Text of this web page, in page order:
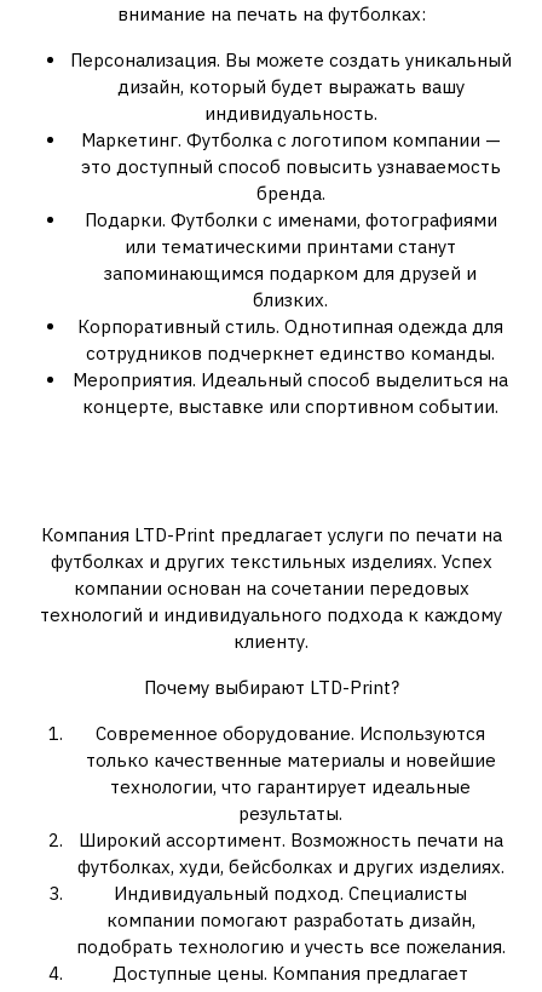
внимание на печать на футболках:
Персонализация. Вы можете создать уникальный
дизайн, который будет выражать вашу
индивидуальность.
Маркетинг. Футболка с логотипом компании —
это доступный способ повысить узнаваемость
бренда.
Подарки. Футболки с именами, фотографиями
или тематическими принтами станут
запоминающимся подарком для друзей и
близких.
Корпоративный стиль. Однотипная одежда для
сотрудников подчеркнет единство команды.
Мероприятия. Идеальный способ выделиться на
концерте, выставке или спортивном событии.
Компания LTD-Print предлагает услуги по печати на
футболках и других текстильных изделиях. Успех
компании основан на сочетании передовых
технологий и индивидуального подхода к каждому
клиенту.
Почему выбирают LTD-Print?
Современное оборудование. Используются
только качественные материалы и новейшие
технологии, что гарантирует идеальные
результаты.
Широкий ассортимент. Возможность печати на
футболках, худи, бейсболках и других изделиях.
Индивидуальный подход. Специалисты
компании помогают разработать дизайн,
подобрать технологию и учесть все пожелания.
Доступные цены. Компания предлагает